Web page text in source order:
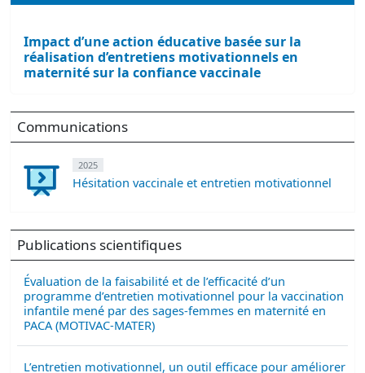
Impact d’une action éducative basée sur la
réalisation d’entretiens motivationnels en
maternité sur la confiance vaccinale
Communications
2025
Hésitation vaccinale et entretien motivationnel
Publications scientifiques
Évaluation de la faisabilité et de l’efficacité d’un
programme d’entretien motivationnel pour la vaccination
infantile mené par des sages-femmes en maternité en
PACA (MOTIVAC-MATER)
L’entretien motivationnel, un outil efficace pour améliorer